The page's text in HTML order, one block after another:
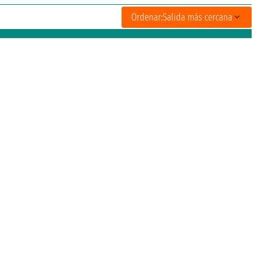
Ordenar:Salida más cercana